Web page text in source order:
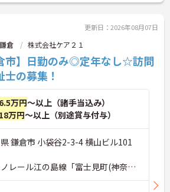
更新日：2026年08月07日
倉 株式会社ケア２１
市】日勤のみ◎定年なし☆訪問
の募集！
万円～以上（諸手当込み）
万円～以上（別途賞与付与）
鎌倉市 小袋谷2-3-4 横山ビル101
レール江の島線「富士見町(神奈川)
7分